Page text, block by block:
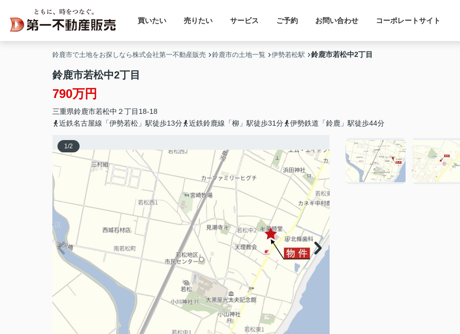
買いたい 売りたい サービス ご予約 お問い合わせ コーポレートサイト
鈴鹿市で土地をお探しなら株式会社第一不動産販売 鈴鹿市の土地一覧 伊勢若松駅 鈴鹿市若松中2丁目
鈴鹿市若松中2丁目
790万円
三重県鈴鹿市若松中 ２丁目18-18
近鉄名古屋線「伊勢若松」駅徒歩13分
近鉄鈴鹿線「柳」駅徒歩31分 伊勢鉄道「鈴鹿」駅徒歩44分
1/2